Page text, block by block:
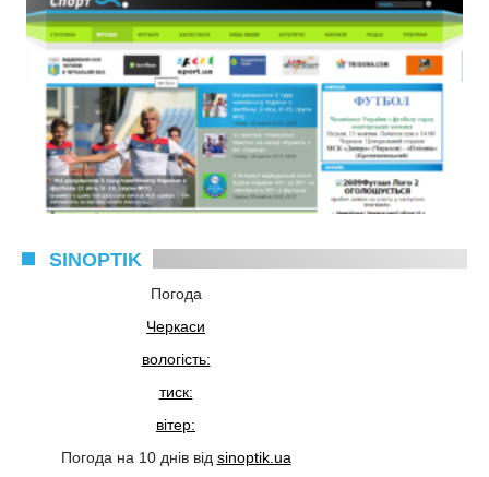
SINOPTIK
Погода
Черкаси
вологість:
тиск:
вітер:
Погода на 10 днів від sinoptik.ua